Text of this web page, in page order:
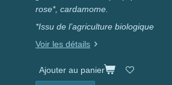
rose*, cardamome.
*Issu de l’agriculture biologique
Voir les détails
Ajouter au panier